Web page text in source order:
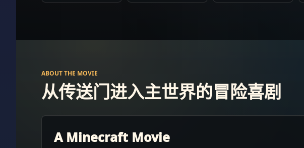
ABOUT THE MOVIE
从传送门进入主世界的冒险喜剧
A Minecraft Movie